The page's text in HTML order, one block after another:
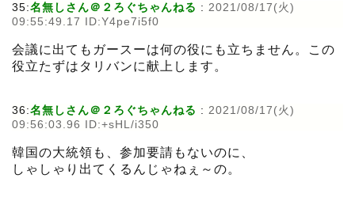
35:名無しさん＠２ろぐちゃんねる : 2021/08/17(火)
09:55:49.17 ID:Y4pe7i5f0
会議に出てもガースーは何の役にも立ちません。この
役立たずはタリバンに献上します。
36:名無しさん＠２ろぐちゃんねる : 2021/08/17(火)
09:56:03.96 ID:+sHL/i350
韓国の大統領も、参加要請もないのに、
しゃしゃり出てくるんじゃねぇ～の。